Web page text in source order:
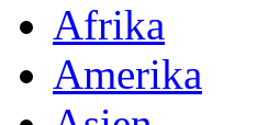
Afrika
Amerika